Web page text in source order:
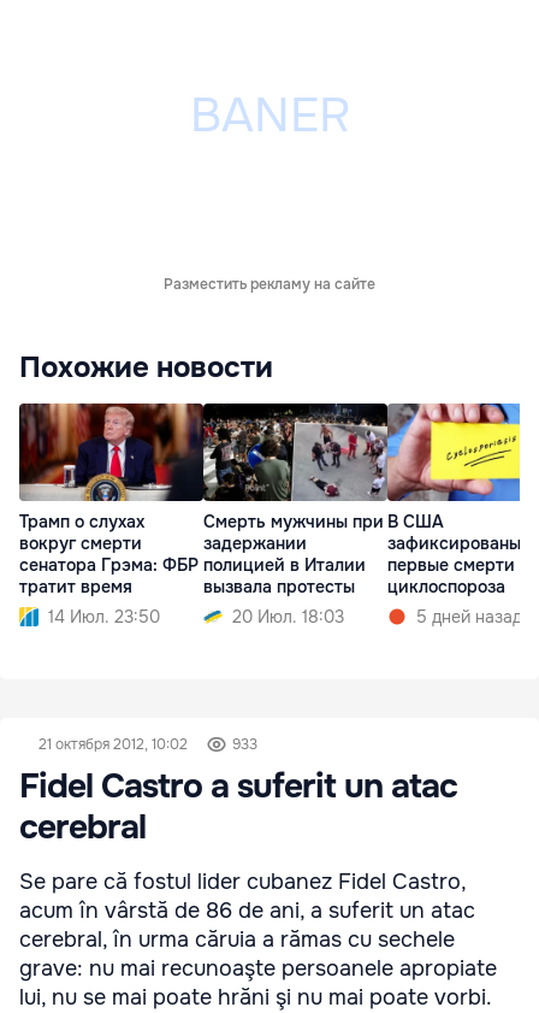
Разместить рекламу на сайте
Похожие новости
Трамп о слухах
вокруг смерти
сенатора Грэма: ФБР
тратит время
14 Июл. 23:50
Смерть мужчины при
задержании
полицией в Италии
вызвала протесты
20 Июл. 18:03
В США
зафиксированы
первые смерти от
циклоспороза
5 дней назад
21 октября 2012, 10:02 933
Fidel Castro a suferit un atac
cerebral
Se pare că fostul lider cubanez Fidel Castro,
acum în vârstă de 86 de ani, a suferit un atac
cerebral, în urma căruia a rămas cu sechele
grave: nu mai recunoaşte persoanele apropiate
lui, nu se mai poate hrăni şi nu mai poate vorbi.